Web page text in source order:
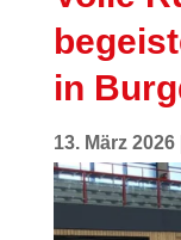
in
13. März 2026|